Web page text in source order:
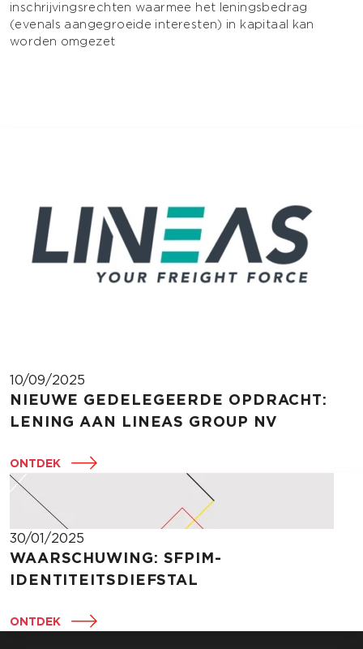
inschrijvingsrechten waarmee het leningsbedrag
(evenals aangegroeide interesten) in kapitaal kan
worden omgezet
10/09/2025
NIEUWE GEDELEGEERDE OPDRACHT:
LENING AAN LINEAS GROUP NV
ONTDEK
30/01/2025
WAARSCHUWING: SFPIM-
IDENTITEITSDIEFSTAL
ONTDEK